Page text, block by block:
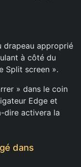
drapeau approprié
à côté du
Split screen ».
» dans le coin
Edge et
dire activera la
dans